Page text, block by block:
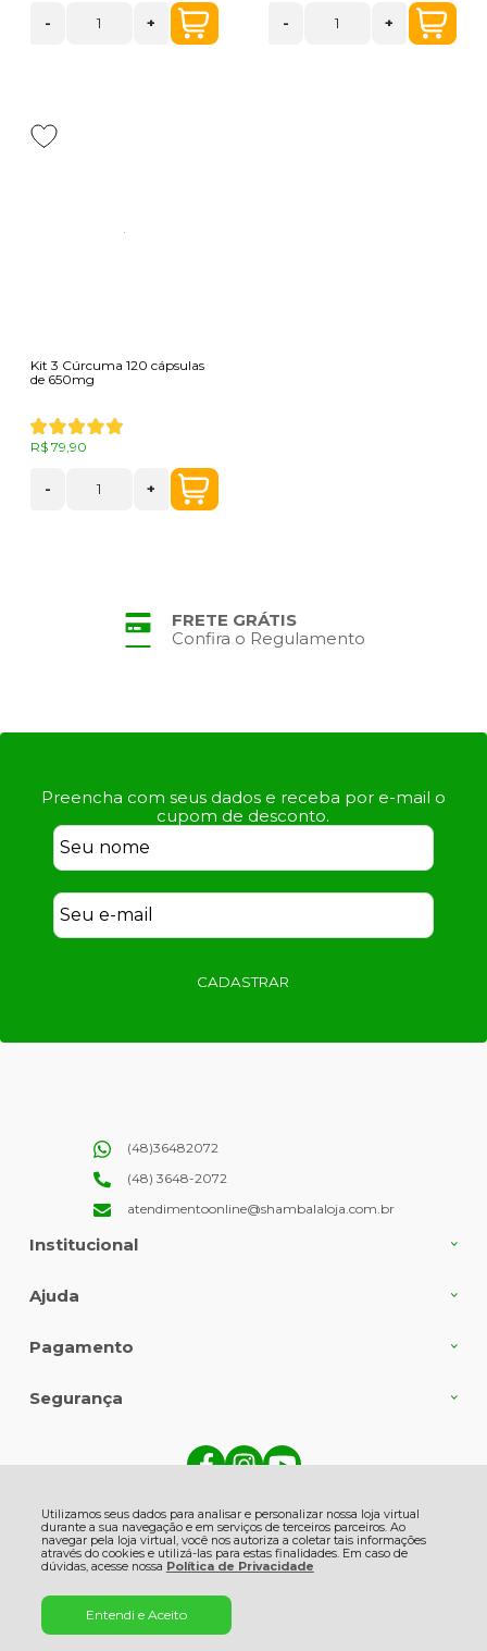
Utilizamos seus dados para analisar e personalizar nossa loja virtual
durante a sua navegação e em serviços de terceiros parceiros. Ao
navegar pela loja virtual, você nos autoriza a coletar tais informações
através do cookies e utilizá-las para estas finalidades. Em caso de
dúvidas, acesse nossa Política de Privacidade
Entendi e Aceito
- + - +
Kit 3 Cúrcuma 120 cápsulas
de 650mg
R$ 79,90
- +
FRETE GRÁTIS
Confira o Regulamento
Preencha com seus dados e receba por e-mail o
cupom de desconto.
CADASTRAR
Institucional
Ajuda
(48)36482072
(48) 3648-2072
atendimentoonline@shambalaloja.com.br
Pagamento
Segurança
Grasso - 513 - Centro - 88735-000 - Gravatal - SC
CNPJ: 82.863.416/0001-06 | © Todos os direitos reservados - Shambala
Naturais - 2026